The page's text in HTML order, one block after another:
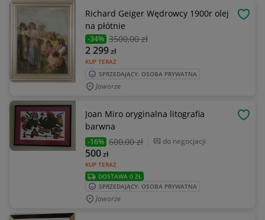
Richard Geiger Wędrowcy 1900r olej
na płótnie
-34% 3500,00 zł
KUP TERAZ
2 299zł
SPRZEDAJĄCY: OSOBA PRYWATNA
Jaworze
Joan Miro oryginalna litografia
barwna
-16% 600,00 zł do negocjacji
KUP TERAZ
500zł
DOSTAWA 0 ZŁ
SPRZEDAJĄCY: OSOBA PRYWATNA
Jaworze